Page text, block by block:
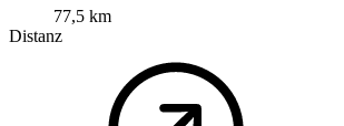
77,5 km
Distanz